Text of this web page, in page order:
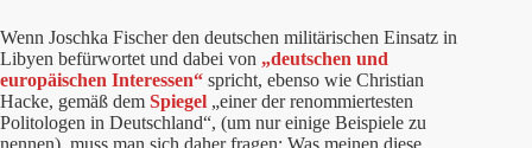
Wenn Joschka Fischer den deutschen militärischen Einsatz in
Libyen befürwortet und dabei von „deutschen und
europäischen Interessen“ spricht, ebenso wie Christian
Hacke, gemäß dem Spiegel „einer der renommiertesten
Politologen in Deutschland“, (um nur einige Beispiele zu